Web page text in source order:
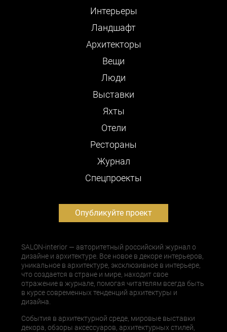
Интерьеры
Ландшафт
Архитекторы
Вещи
Люди
Выставки
Яхты
Отели
Рестораны
Журнал
Cпецпроекты
Опубликуйте проект
SALON-interior — авторитетный российский журнал о
дизайне и архитектуре. Все новое в декоре интерьеров,
уникальное в архитектуре, эксклюзивное в интерьере,
что создается в стране и мире, находит свое
отражение в журнале, помогая читателям всегда быть
в курсе современных тенденций архитектуры и
дизайна.
События в архитектурной среде, мировые выставки
декора, обзоры аксессуаров, архитектурных стилей,